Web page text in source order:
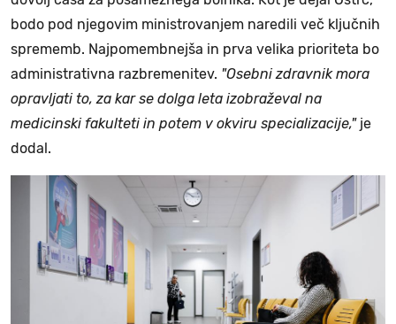
bodo pod njegovim ministrovanjem naredili več ključnih
sprememb. Najpomembnejša in prva velika prioriteta bo
administrativna razbremenitev. "Osebni zdravnik mora
opravljati to, za kar se dolga leta izobraževal na
medicinski fakulteti in potem v okviru specializacije," je
dodal.